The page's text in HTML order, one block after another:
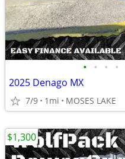
• • • •
2025 Denago MX
7/9 1mi MOSES LAKE
$1,300